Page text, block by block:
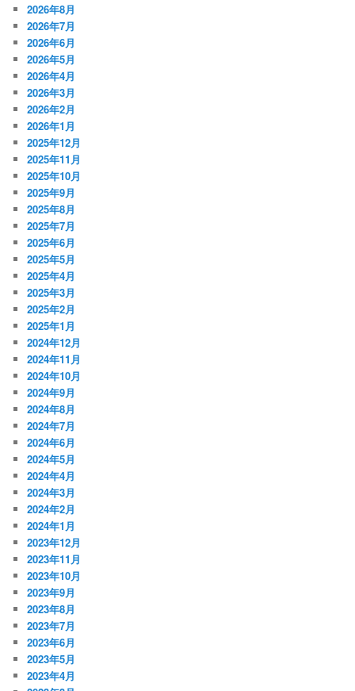
2026年8月
2026年7月
2026年6月
2026年5月
2026年4月
2026年3月
2026年2月
2026年1月
2025年12月
2025年11月
2025年10月
2025年9月
2025年8月
2025年7月
2025年6月
2025年5月
2025年4月
2025年3月
2025年2月
2025年1月
2024年12月
2024年11月
2024年10月
2024年9月
2024年8月
2024年7月
2024年6月
2024年5月
2024年4月
2024年3月
2024年2月
2024年1月
2023年12月
2023年11月
2023年10月
2023年9月
2023年8月
2023年7月
2023年6月
2023年5月
2023年4月